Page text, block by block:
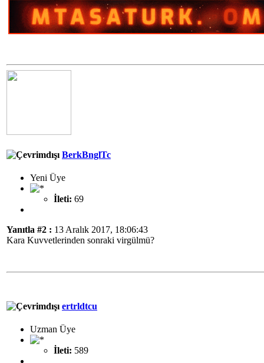
BerkBnglTc
Yeni Üye
İleti: 69
Yanıtla #2 : 13 Aralık 2017, 18:06:43
Kara Kuvvetlerinden sonraki virgülmü?
ertrldtcu
Uzman Üye
İleti: 589